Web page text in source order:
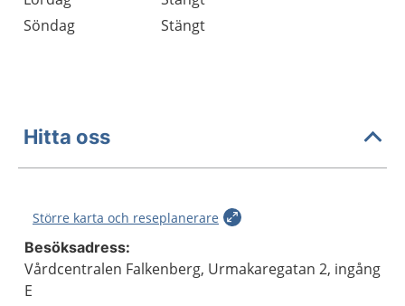
Söndag
Stängt
Hitta oss
Större karta och reseplanerare
Besöksadress:
Vårdcentralen Falkenberg, Urmakaregatan 2, ingång
E